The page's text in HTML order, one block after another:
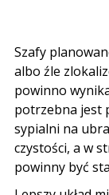
Szafy
albo źle
powinno
potrzebna jest
sypialni na
czystości, a w
powinny być